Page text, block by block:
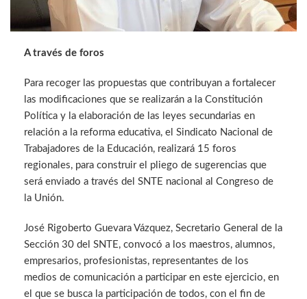
A través de foros
Para recoger las propuestas que contribuyan a fortalecer
las modificaciones que se realizarán a la Constitución
Política y la elaboración de las leyes secundarias en
relación a la reforma educativa, el Sindicato Nacional de
Trabajadores de la Educación, realizará 15 foros
regionales, para construir el pliego de sugerencias que
será enviado a través del SNTE nacional al Congreso de
la Unión.
José Rigoberto Guevara Vázquez, Secretario General de la
Sección 30 del SNTE, convocó a los maestros, alumnos,
empresarios, profesionistas, representantes de los
medios de comunicación a participar en este ejercicio, en
el que se busca la participación de todos, con el fin de